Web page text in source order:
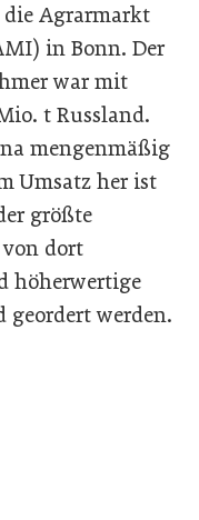
die Agrarmarkt
in Bonn. Der
war mit
t Russland.
mengenmäßig
Umsatz her ist
größte
dort
höherwertige
geordert werden.